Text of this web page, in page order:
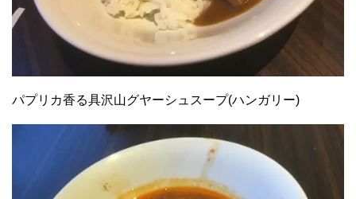
パプリカ香る具沢山グヤーシュスープ(ハンガリー)